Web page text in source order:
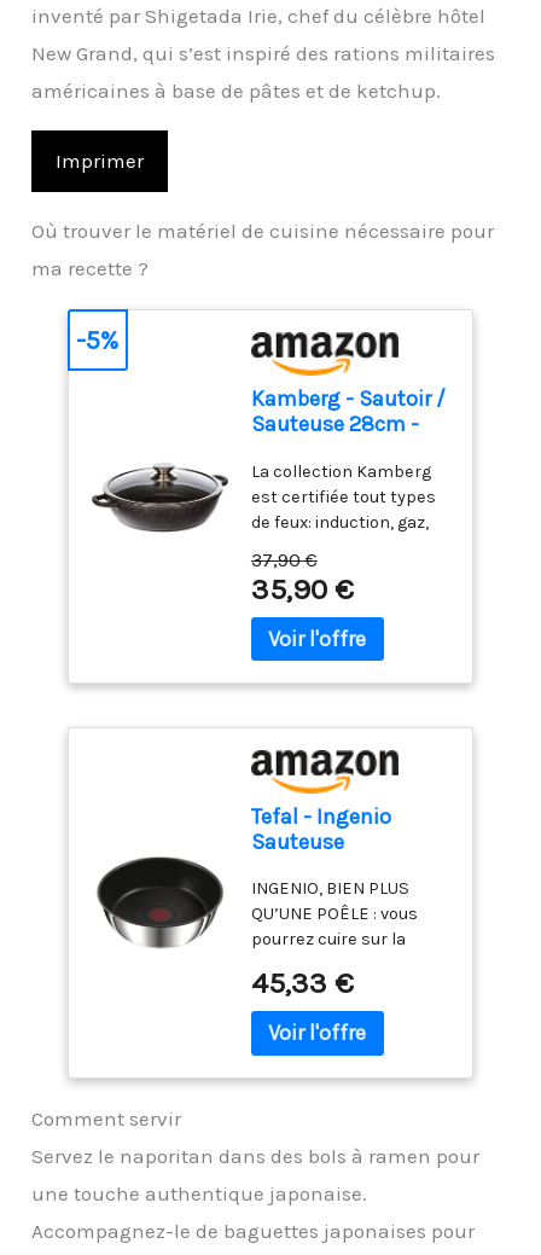
inventé par Shigetada Irie, chef du célèbre hôtel
New Grand, qui s’est inspiré des rations militaires
américaines à base de pâtes et de ketchup.
Imprimer
Où trouver le matériel de cuisine nécessaire pour
ma recette ?
Kamberg - Sautoir /
Sauteuse 28cm -
Revêtement Type
Pierre - Couvercle en
Verre - Tous Feux
dont Induction -
Sans PFOA -
0008041, 28 x 28 x
7,5 cm, Noir
La collection Kamberg
est certifiée tout types
de feux: induction, gaz,
vitrocéramique Equipé
d'une Paire de poignées
silicones, ce sautoir 28
cm vous simplifie le
Entretien: passe au lave-
vaisselle Découvrez
aussi la gamme
Kamberg Store Amazon
(en cliquant sur le nom
du titre produit)
37,90 €
35,90 €
-5%
Tefal - Ingenio
Sauteuse
Inoxydable - 24 cm
INGENIO, BIEN PLUS
QU’UNE POÊLE : vous
pourrez cuire sur la
gratiner vos recettes au
four et conserver les
restes au frigo GAIN DE
POIGNEE AMOVIBLE
ULTRA SECURISEE : la
et brevetée bénéficie
45,33 €
Comment servir
Servez le naporitan dans des bols à ramen pour
une touche authentique japonaise.
Accompagnez-le de baguettes japonaises pour